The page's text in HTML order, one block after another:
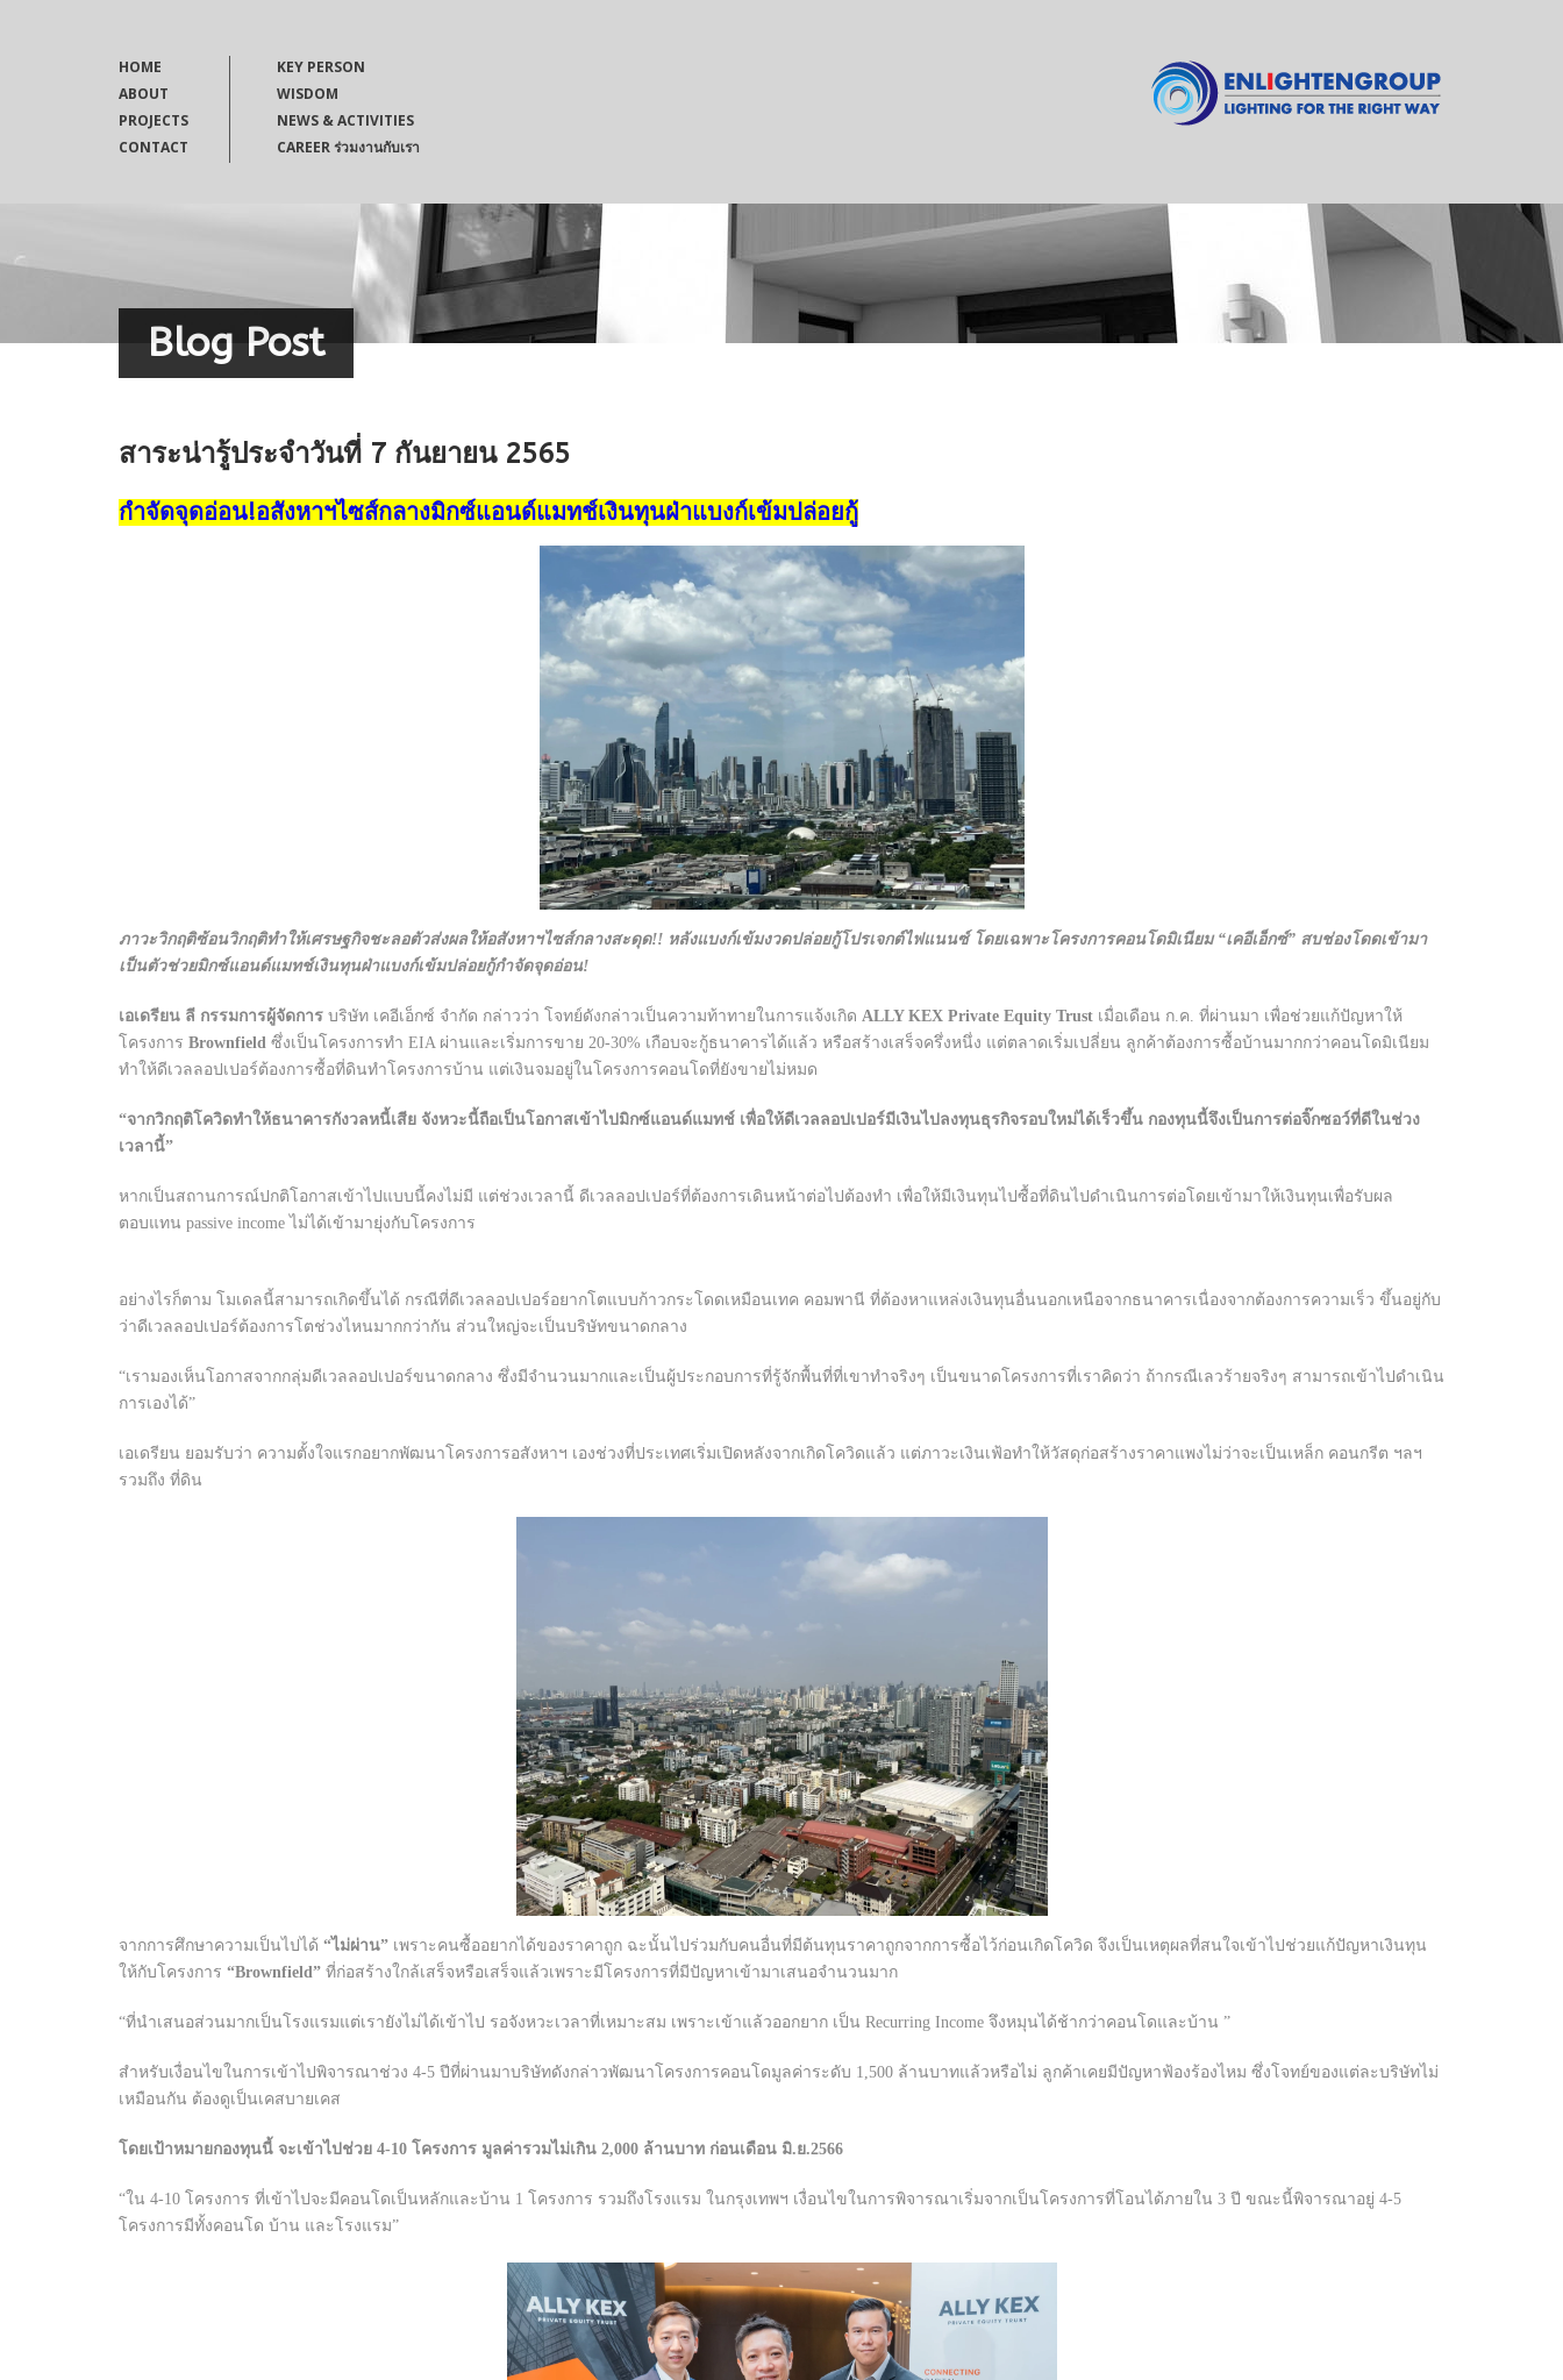
HOME
ABOUT
PROJECTS
CONTACT
KEY PERSON
WISDOM
NEWS & ACTIVITIES
CAREER ร่วมงานกับเรา
Blog Post
สาระน่ารู้ประจำวันที่ 7 กันยายน 2565
กำจัดจุดอ่อน!อสังหาฯไซส์กลางมิกซ์แอนด์แมทช์เงินทุนฝ่าแบงก์เข้มปล่อยกู้
ภาวะวิกฤติซ้อนวิกฤติทำให้เศรษฐกิจชะลอตัวส่งผลให้อสังหาฯไซส์กลางสะดุด!! หลังแบงก์เข้มงวดปล่อยกู้โปรเจกต์ไฟแนนซ์ โดยเฉพาะโครงการคอนโดมิเนียม “เคอีเอ็กซ์” สบช่องโดดเข้ามา
เป็นตัวช่วยมิกซ์แอนด์แมทช์เงินทุนฝ่าแบงก์เข้มปล่อยกู้กำจัดจุดอ่อน!
เอเดรียน ลี กรรมการผู้จัดการ บริษัท เคอีเอ็กซ์ จำกัด กล่าวว่า โจทย์ดังกล่าวเป็นความท้าทายในการแจ้งเกิด ALLY KEX Private Equity Trust เมื่อเดือน ก.ค. ที่ผ่านมา เพื่อช่วยแก้ปัญหาให้
โครงการ Brownfield ซึ่งเป็นโครงการทำ EIA ผ่านและเริ่มการขาย 20-30% เกือบจะกู้ธนาคารได้แล้ว หรือสร้างเสร็จครึ่งหนึ่ง แต่ตลาดเริ่มเปลี่ยน ลูกค้าต้องการซื้อบ้านมากกว่าคอนโดมิเนียม
ทำให้ดีเวลลอปเปอร์ต้องการซื้อที่ดินทำโครงการบ้าน แต่เงินจมอยู่ในโครงการคอนโดที่ยังขายไม่หมด
“จากวิกฤติโควิดทำให้ธนาคารกังวลหนี้เสีย จังหวะนี้ถือเป็นโอกาสเข้าไปมิกซ์แอนด์แมทช์ เพื่อให้ดีเวลลอปเปอร์มีเงินไปลงทุนธุรกิจรอบใหม่ได้เร็วขึ้น กองทุนนี้จึงเป็นการต่อจิ๊กซอว์ที่ดีในช่วง
เวลานี้”
หากเป็นสถานการณ์ปกติโอกาสเข้าไปแบบนี้คงไม่มี แต่ช่วงเวลานี้ ดีเวลลอปเปอร์ที่ต้องการเดินหน้าต่อไปต้องทำ เพื่อให้มีเงินทุนไปซื้อที่ดินไปดำเนินการต่อโดยเข้ามาให้เงินทุนเพื่อรับผล
ตอบแทน passive income ไม่ได้เข้ามายุ่งกับโครงการ
อย่างไรก็ตาม โมเดลนี้สามารถเกิดขึ้นได้ กรณีที่ดีเวลลอปเปอร์อยากโตแบบก้าวกระโดดเหมือนเทค คอมพานี ที่ต้องหาแหล่งเงินทุนอื่นนอกเหนือจากธนาคารเนื่องจากต้องการความเร็ว ขึ้นอยู่กับ
ว่าดีเวลลอปเปอร์ต้องการโตช่วงไหนมากกว่ากัน ส่วนใหญ่จะเป็นบริษัทขนาดกลาง
“เรามองเห็นโอกาสจากกลุ่มดีเวลลอปเปอร์ขนาดกลาง ซึ่งมีจำนวนมากและเป็นผู้ประกอบการที่รู้จักพื้นที่ที่เขาทำจริงๆ เป็นขนาดโครงการที่เราคิดว่า ถ้ากรณีเลวร้ายจริงๆ สามารถเข้าไปดำเนิน
การเองได้”
เอเดรียน ยอมรับว่า ความตั้งใจแรกอยากพัฒนาโครงการอสังหาฯ เองช่วงที่ประเทศเริ่มเปิดหลังจากเกิดโควิดแล้ว แต่ภาวะเงินเฟ้อทำให้วัสดุก่อสร้างราคาแพงไม่ว่าจะเป็นเหล็ก คอนกรีต ฯลฯ
รวมถึง ที่ดิน
จากการศึกษาความเป็นไปได้ “ไม่ผ่าน” เพราะคนซื้ออยากได้ของราคาถูก ฉะนั้นไปร่วมกับคนอื่นที่มีต้นทุนราคาถูกจากการซื้อไว้ก่อนเกิดโควิด จึงเป็นเหตุผลที่สนใจเข้าไปช่วยแก้ปัญหาเงินทุน
ให้กับโครงการ “Brownfield” ที่ก่อสร้างใกล้เสร็จหรือเสร็จแล้วเพราะมีโครงการที่มีปัญหาเข้ามาเสนอจำนวนมาก
“ที่นำเสนอส่วนมากเป็นโรงแรมแต่เรายังไม่ได้เข้าไป รอจังหวะเวลาที่เหมาะสม เพราะเข้าแล้วออกยาก เป็น Recurring Income จึงหมุนได้ช้ากว่าคอนโดและบ้าน ”
สำหรับเงื่อนไขในการเข้าไปพิจารณาช่วง 4-5 ปีที่ผ่านมาบริษัทดังกล่าวพัฒนาโครงการคอนโดมูลค่าระดับ 1,500 ล้านบาทแล้วหรือไม่ ลูกค้าเคยมีปัญหาฟ้องร้องไหม ซึ่งโจทย์ของแต่ละบริษัทไม่
เหมือนกัน ต้องดูเป็นเคสบายเคส
โดยเป้าหมายกองทุนนี้ จะเข้าไปช่วย 4-10 โครงการ มูลค่ารวมไม่เกิน 2,000 ล้านบาท ก่อนเดือน มิ.ย.2566
“ใน 4-10 โครงการ ที่เข้าไปจะมีคอนโดเป็นหลักและบ้าน 1 โครงการ รวมถึงโรงแรม ในกรุงเทพฯ เงื่อนไขในการพิจารณาเริ่มจากเป็นโครงการที่โอนได้ภายใน 3 ปี ขณะนี้พิจารณาอยู่ 4-5
โครงการมีทั้งคอนโด บ้าน และโรงแรม”